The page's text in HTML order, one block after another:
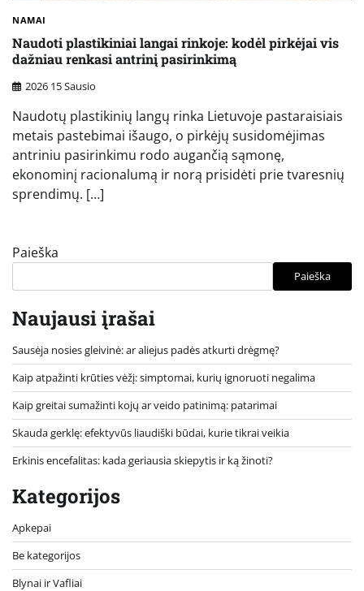
NAMAI
Naudoti plastikiniai langai rinkoje: kodėl pirkėjai vis
dažniau renkasi antrinį pasirinkimą
2026 15 Sausio
Naudotų plastikinių langų rinka Lietuvoje pastaraisiais
metais pastebimai išaugo, o pirkėjų susidomėjimas
antriniu pasirinkimu rodo augančią sąmonę,
ekonominį racionalumą ir norą prisidėti prie tvaresnių
sprendimų. […]
Paieška
Paieška
Naujausi įrašai
Sausėja nosies gleivinė: ar aliejus padės atkurti drėgmę?
Kaip atpažinti krūties vėžį: simptomai, kurių ignoruoti negalima
Kaip greitai sumažinti kojų ar veido patinimą: patarimai
Skauda gerklę: efektyvūs liaudiški būdai, kurie tikrai veikia
Erkinis encefalitas: kada geriausia skiepytis ir ką žinoti?
Kategorijos
Apkepai
Be kategorijos
Blynai ir Vafliai